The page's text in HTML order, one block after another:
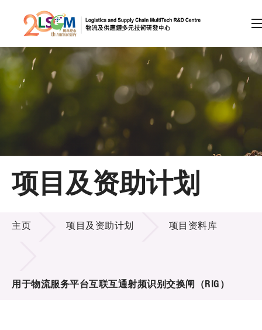
跳到内容（按回车键）
会员登录
A A EN 繁 简
主页
关于LSCM
技术商品化
合作计划
项目及资助计划
项目及资助计划
主页 项目及资助计划 项目资料库
用于物流服务平台互联互通射频识别交换闸（RIG）